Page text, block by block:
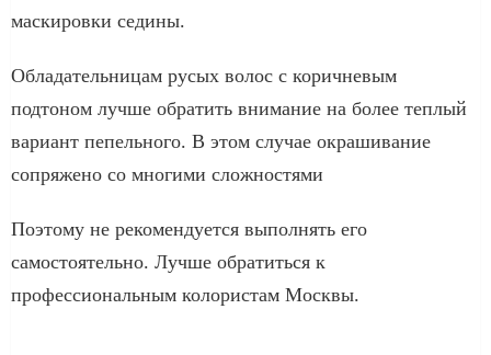
маскировки седины.
Обладательницам русых волос с коричневым
подтоном лучше обратить внимание на более теплый
вариант пепельного. В этом случае окрашивание
сопряжено со многими сложностями
Поэтому не рекомендуется выполнять его
самостоятельно. Лучше обратиться к
профессиональным колористам Москвы.